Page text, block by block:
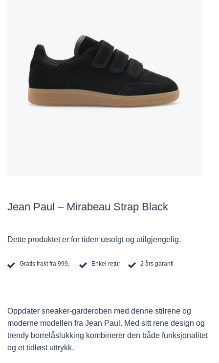
Jean Paul – Mirabeau Strap Black
Dette produktet er for tiden utsolgt og utilgjengelig.
Gratis frakt fra 999,- Enkel retur 2 års garanti
Oppdater sneaker-garderoben med denne stilrene og
moderne modellen fra Jean Paul. Med sitt rene design og
trendy borrelåslukking kombinerer den både funksjonalitet
og et tidløst uttrykk.